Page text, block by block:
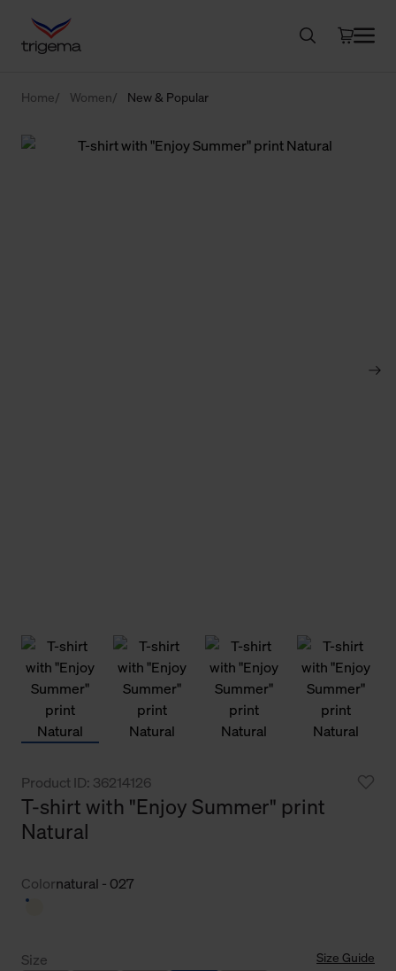
Home Women New & Popular
Product ID: 36214126
T-shirt with "Enjoy Summer" print
Natural
Colornatural - 027
Size Size Guide